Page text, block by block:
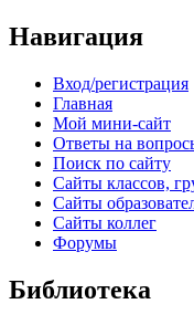
Навигация
Вход/регистрация
Главная
Мой мини-сайт
Ответы на
Поиск по сайту
Сайты классов,
Сайты
Сайты коллег
Форумы
Библиотека